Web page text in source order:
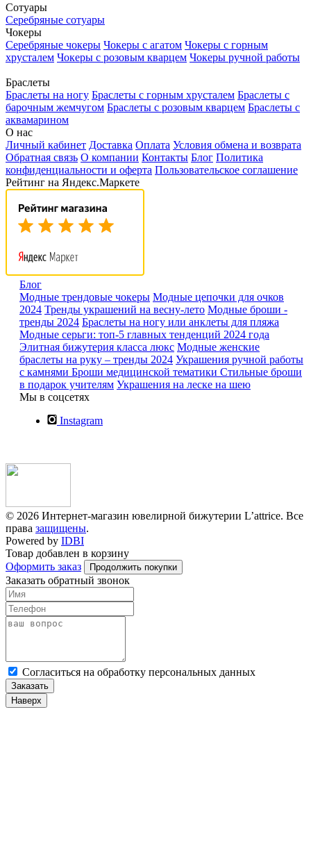
Сотуары
Серебряные сотуары
Чокеры
Серебряные чокеры Чокеры с агатом Чокеры с горным
хрусталем Чокеры с розовым кварцем Чокеры ручной работы
Браслеты
Браслеты на ногу Браслеты с горным хрусталем Браслеты с
барочным жемчугом Браслеты с розовым кварцем Браслеты с
аквамарином
О нас
Личный кабинет Доставка Оплата Условия обмена и возврата
Обратная связь О компании Контакты Блог Политика
конфиденциальности и оферта Пользовательское соглашение
Рейтинг на Яндекс.Маркете
Блог
Модные трендовые чокеры Модные цепочки для очков
2024 Тренды украшений на весну-лето Модные броши -
тренды 2024 Браслеты на ногу или анклеты для пляжа
Модные серьги: топ-5 главных тенденций 2024 года
Элитная бижутерия класса люкс Модные женские
браслеты на руку – тренды 2024 Украшения ручной работы
с камнями Броши медицинской тематики Стильные броши
в подарок учителям Украшения на леске на шею
Мы в соцсетях
Instagram
© 2026 Интернет-магазин ювелирной бижутерии L’attrice. Все
права защищены.
Powered by IDBI
Товар добавлен в корзину
Оформить заказ
Продолжить покупки
Заказать обратный звонок
Cогласиться на обработку персональных данных
Заказать
Наверх